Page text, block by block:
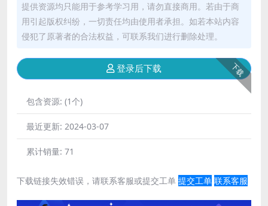
提供资源均只能用于参考学习用，请勿直接商用。若由于商
用引起版权纠纷，一切责任均由使用者承担。如若本站内容
侵犯了原著者的合法权益，可联系我们进行删除处理。
下载
登录后下载
包含资源: (1个)
最近更新: 2024-03-07
累计销量: 71
下载链接失效错误，请联系客服或提交工单 提交工单 联系客服